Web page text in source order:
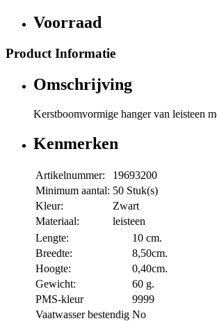
Voorraad
Product Informatie
Omschrijving
Kerstboomvormige hanger van leisteen
Kenmerken
Artikelnummer:
19693200
Minimum aantal: 50 Stuk(s)
Kleur:
Zwart
Materiaal:
leisteen
Lengte:
10 cm.
Breedte:
8,50cm.
Hoogte:
0,40cm.
Gewicht:
60 g.
PMS-kleur
9999
Vaatwasser bestendig No